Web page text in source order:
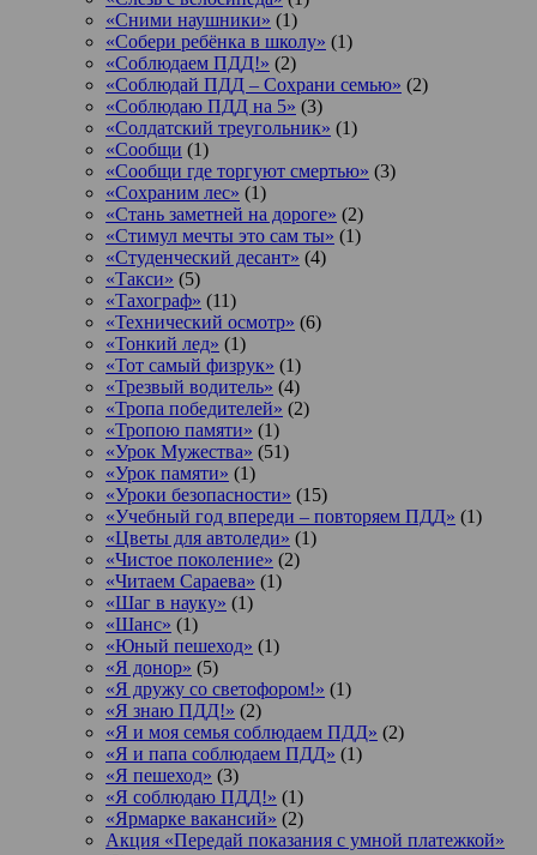
«Сними наушники» (1)
«Собери ребёнка в школу» (1)
«Соблюдаем ПДД!» (2)
«Соблюдай ПДД – Сохрани семью» (2)
«Соблюдаю ПДД на 5» (3)
«Солдатский треугольник» (1)
«Сообщи (1)
«Сообщи где торгуют смертью» (3)
«Сохраним лес» (1)
«Стань заметней на дороге» (2)
«Стимул мечты это сам ты» (1)
«Студенческий десант» (4)
«Такси» (5)
«Тахограф» (11)
«Технический осмотр» (6)
«Тонкий лед» (1)
«Тот самый физрук» (1)
«Трезвый водитель» (4)
«Тропа победителей» (2)
«Тропою памяти» (1)
«Урок Мужества» (51)
«Урок памяти» (1)
«Уроки безопасности» (15)
«Учебный год впереди – повторяем ПДД» (1)
«Цветы для автоледи» (1)
«Чистое поколение» (2)
«Читаем Сараева» (1)
«Шаг в науку» (1)
«Шанс» (1)
«Юный пешеход» (1)
«Я донор» (5)
«Я дружу со светофором!» (1)
«Я знаю ПДД!» (2)
«Я и моя семья соблюдаем ПДД» (2)
«Я и папа соблюдаем ПДД» (1)
«Я пешеход» (3)
«Я соблюдаю ПДД!» (1)
«Ярмарке вакансий» (2)
Акция «Передай показания с умной платежкой»